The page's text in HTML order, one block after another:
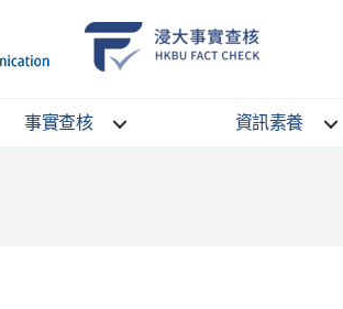
School
Communication
事實查核 資訊素養